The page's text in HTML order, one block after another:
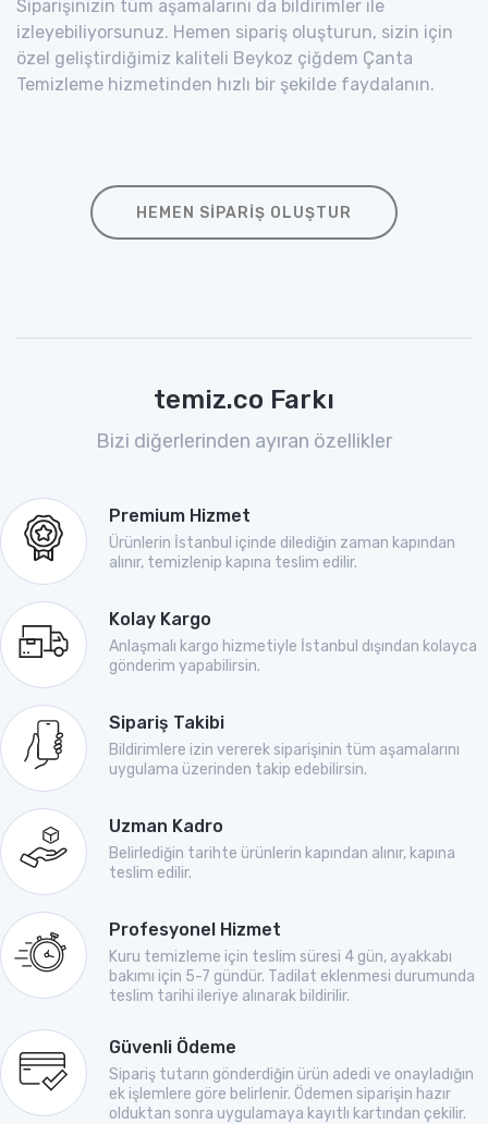
Siparişinizin tüm aşamalarını da bildirimler ile
izleyebiliyorsunuz. Hemen sipariş oluşturun, sizin için
özel geliştirdiğimiz kaliteli Beykoz çiğdem Çanta
Temizleme hizmetinden hızlı bir şekilde faydalanın.
HEMEN SIPARIŞ OLUŞTUR
temiz.co Farkı
Bizi diğerlerinden ayıran özellikler
Premium Hizmet
Ürünlerin İstanbul içinde dilediğin zaman kapından
alınır, temizlenip kapına teslim edilir.
Kolay Kargo
Anlaşmalı kargo hizmetiyle İstanbul dışından kolayca
gönderim yapabilirsin.
Sipariş Takibi
Bildirimlere izin vererek siparişinin tüm aşamalarını
uygulama üzerinden takip edebilirsin.
Uzman Kadro
Belirlediğin tarihte ürünlerin kapından alınır, kapına
teslim edilir.
Profesyonel Hizmet
Kuru temizleme için teslim süresi 4 gün, ayakkabı
bakımı için 5-7 gündür. Tadilat eklenmesi durumunda
teslim tarihi ileriye alınarak bildirilir.
Güvenli Ödeme
Sipariş tutarın gönderdiğin ürün adedi ve onayladığın
ek işlemlere göre belirlenir. Ödemen siparişin hazır
olduktan sonra uygulamaya kayıtlı kartından çekilir.